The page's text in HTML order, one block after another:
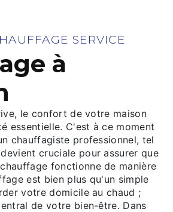
SERVICE
à
le confort de votre maison
essentielle. C'est à ce moment
chauffagiste professionnel, tel
cruciale pour assurer que
fonctionne de manière
est bien plus qu'un simple
votre domicile au chaud ;
de votre bien-être. Dans